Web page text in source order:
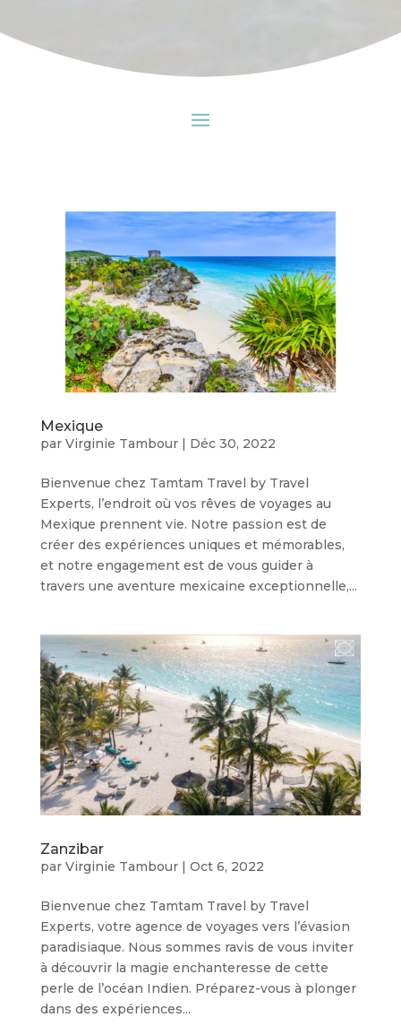
Mexique
par Virginie Tambour| Déc 30, 2022
Bienvenue chez Tamtam Travel by Travel
Experts, l’endroit où vos rêves de voyages au
Mexique prennent vie. Notre passion est de
créer des expériences uniques et mémorables,
et notre engagement est de vous guider à
travers une aventure mexicaine exceptionnelle,...
Zanzibar
par Virginie Tambour| Oct 6, 2022
Bienvenue chez Tamtam Travel by Travel
Experts, votre agence de voyages vers l’évasion
paradisiaque. Nous sommes ravis de vous inviter
à découvrir la magie enchanteresse de cette
perle de l’océan Indien. Préparez-vous à plonger
dans des expériences...